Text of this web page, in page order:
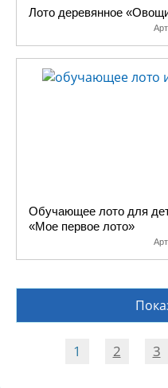
Лото деревянное
Обучающее лото для
«Мое первое лото»
1 2 3